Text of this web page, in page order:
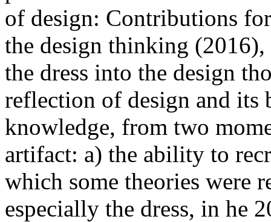
of design: Contributions
the design thinking
the dress into the design
reflection of design and its
knowledge, from two
artifact: a) the ability to
which some theories were
especially the dress, in he